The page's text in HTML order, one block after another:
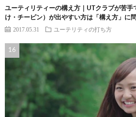
ユーティリティーの構え方｜UTクラブが苦手
け・チーピン）が出やすい方は「構え方」に
2017.05.31 ユーテリティの打ち方